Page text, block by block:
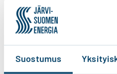
Suostumus
Ohjeet Helmiin
Helmin ulkoasu ja